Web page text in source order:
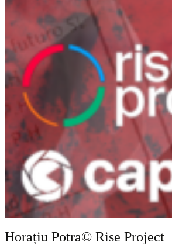
Horațiu Potra© Rise Project